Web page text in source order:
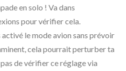
en solo ! Va dans
pour vérifier cela.
activé le mode avion sans prévoir
cela pourrait perturber ta
de vérifier ce réglage via